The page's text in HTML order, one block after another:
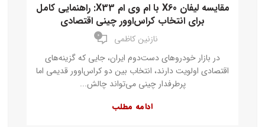
مقایسه لیفان X60 با ام وی ام X33: راهنمایی کامل
برای انتخاب کراس‌اوور چینی اقتصادی
نازنین کاظمی ۰
در بازار خودروهای دست‌دوم ایران، جایی که گزینه‌های
اقتصادی اولویت دارند، انتخاب بین دو کراس‌اوور قدیمی اما
پرطرفدار چینی می‌تواند چالش‌...
ادامه مطلب